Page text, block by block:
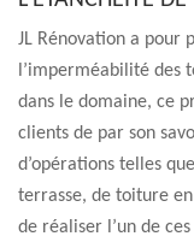
JL Rénovation a
l’imperméabilité des
dans le domaine, ce
clients de par son
d’opérations telles
terrasse, de toiture
de réaliser l’un de